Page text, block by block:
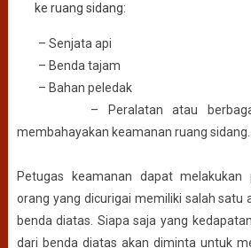
ke ruang sidang:
– Senjata api
– Benda tajam
– Bahan peledak
– Peralatan atau berbagai
membahayakan keamanan ruang sidang.
Petugas keamanan dapat melakukan
orang yang dicurigai memiliki salah satu
benda diatas. Siapa saja yang
dari benda diatas akan diminta untuk